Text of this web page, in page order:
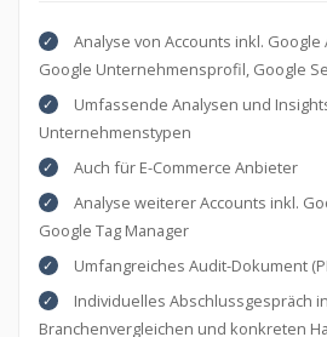
Analyse von Accounts inkl. Google
Google Unternehmensprofil, Google
Umfassende Analysen und
Unternehmenstypen
Auch für E-Commerce Anbieter
Analyse weiterer Accounts inkl.
Google Tag Manager
Umfangreiches Audit-Dokument
Individuelles Abschlussgespräch
Branchenvergleichen und konkreten